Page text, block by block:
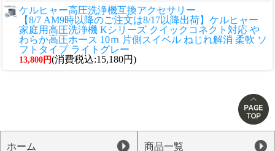
ケルヒャー高圧洗浄機互換アクセサリー
【8/7 AM9時以降のご注文は8/17以降出荷】ケルヒャー
家庭用高圧洗浄機 Kシリーズ クイックコネクト対応 や
わらか高圧ホース 10ｍ 片側スイベル ねじれ解消 柔軟 ソ
フトタイプ ライトグレー
13,800円(消費税込:15,180円)
ホーム 商品一覧